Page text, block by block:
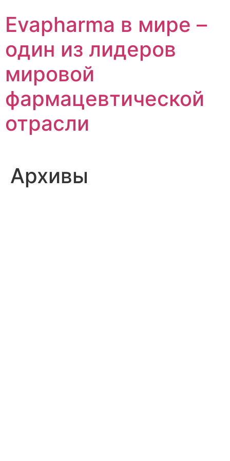
содержимому
Evapharma в мире –
один из лидеров
мировой
фармацевтической
отрасли
Архивы